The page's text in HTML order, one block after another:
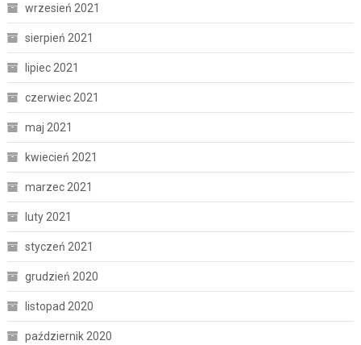
wrzesień 2021
sierpień 2021
lipiec 2021
czerwiec 2021
maj 2021
kwiecień 2021
marzec 2021
luty 2021
styczeń 2021
grudzień 2020
listopad 2020
październik 2020